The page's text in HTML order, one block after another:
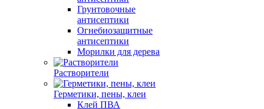
Грунтовочные
антисептики
Огнебиозащитные
антисептики
Морилки для дерева
Растворители
Герметики, пены, клеи
Клей ПВА